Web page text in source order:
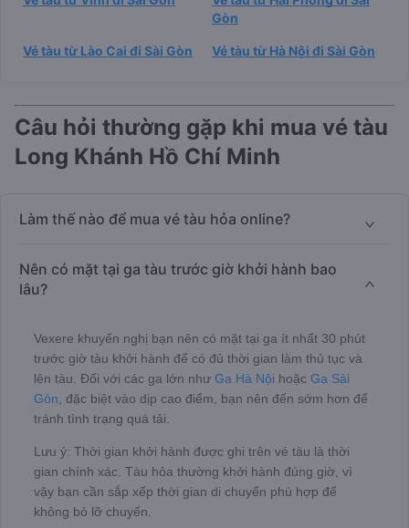
Gòn
Vé tàu từ Lào Cai đi Sài Gòn Vé tàu từ Hà Nội đi Sài Gòn
Câu hỏi thường gặp khi mua vé tàu
Long Khánh Hồ Chí Minh
Làm thế nào để mua vé tàu hỏa online?
Nên có mặt tại ga tàu trước giờ khởi hành bao
lâu?
Vexere khuyến nghị bạn nên có mặt tại ga ít nhất 30 phút
trước giờ tàu khởi hành để có đủ thời gian làm thủ tục và
lên tàu. Đối với các ga lớn như Ga Hà Nội hoặc Ga Sài
Gòn , đặc biệt vào dịp cao điểm, bạn nên đến sớm hơn để
tránh tình trạng quá tải.
Lưu ý: Thời gian khởi hành được ghi trên vé tàu là thời
gian chính xác. Tàu hỏa thường khởi hành đúng giờ, vì
vậy bạn cần sắp xếp thời gian di chuyển phù hợp để
không bỏ lỡ chuyến.